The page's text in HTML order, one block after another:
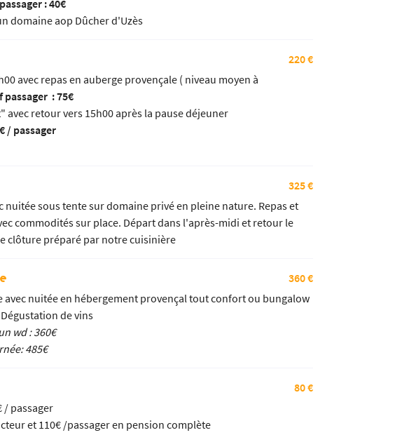
: 40€
domaine aop Dûcher d'Uzès
220 €
avec repas en auberge provençale ( niveau moyen à
passager : 75€
retour vers 15h00 après la pause déjeuner
/ passager
325 €
nuitée sous tente sur domaine privé en pleine nature. Repas et
commodités sur place. Départ dans l'après-midi et retour le
clôture préparé par notre cuisinière
360 €
nuitée en hébergement provençal tout confort ou bungalow
de vins
wd : 360€
485€
80 €
/ passager
et 110€ /passager en pension complète